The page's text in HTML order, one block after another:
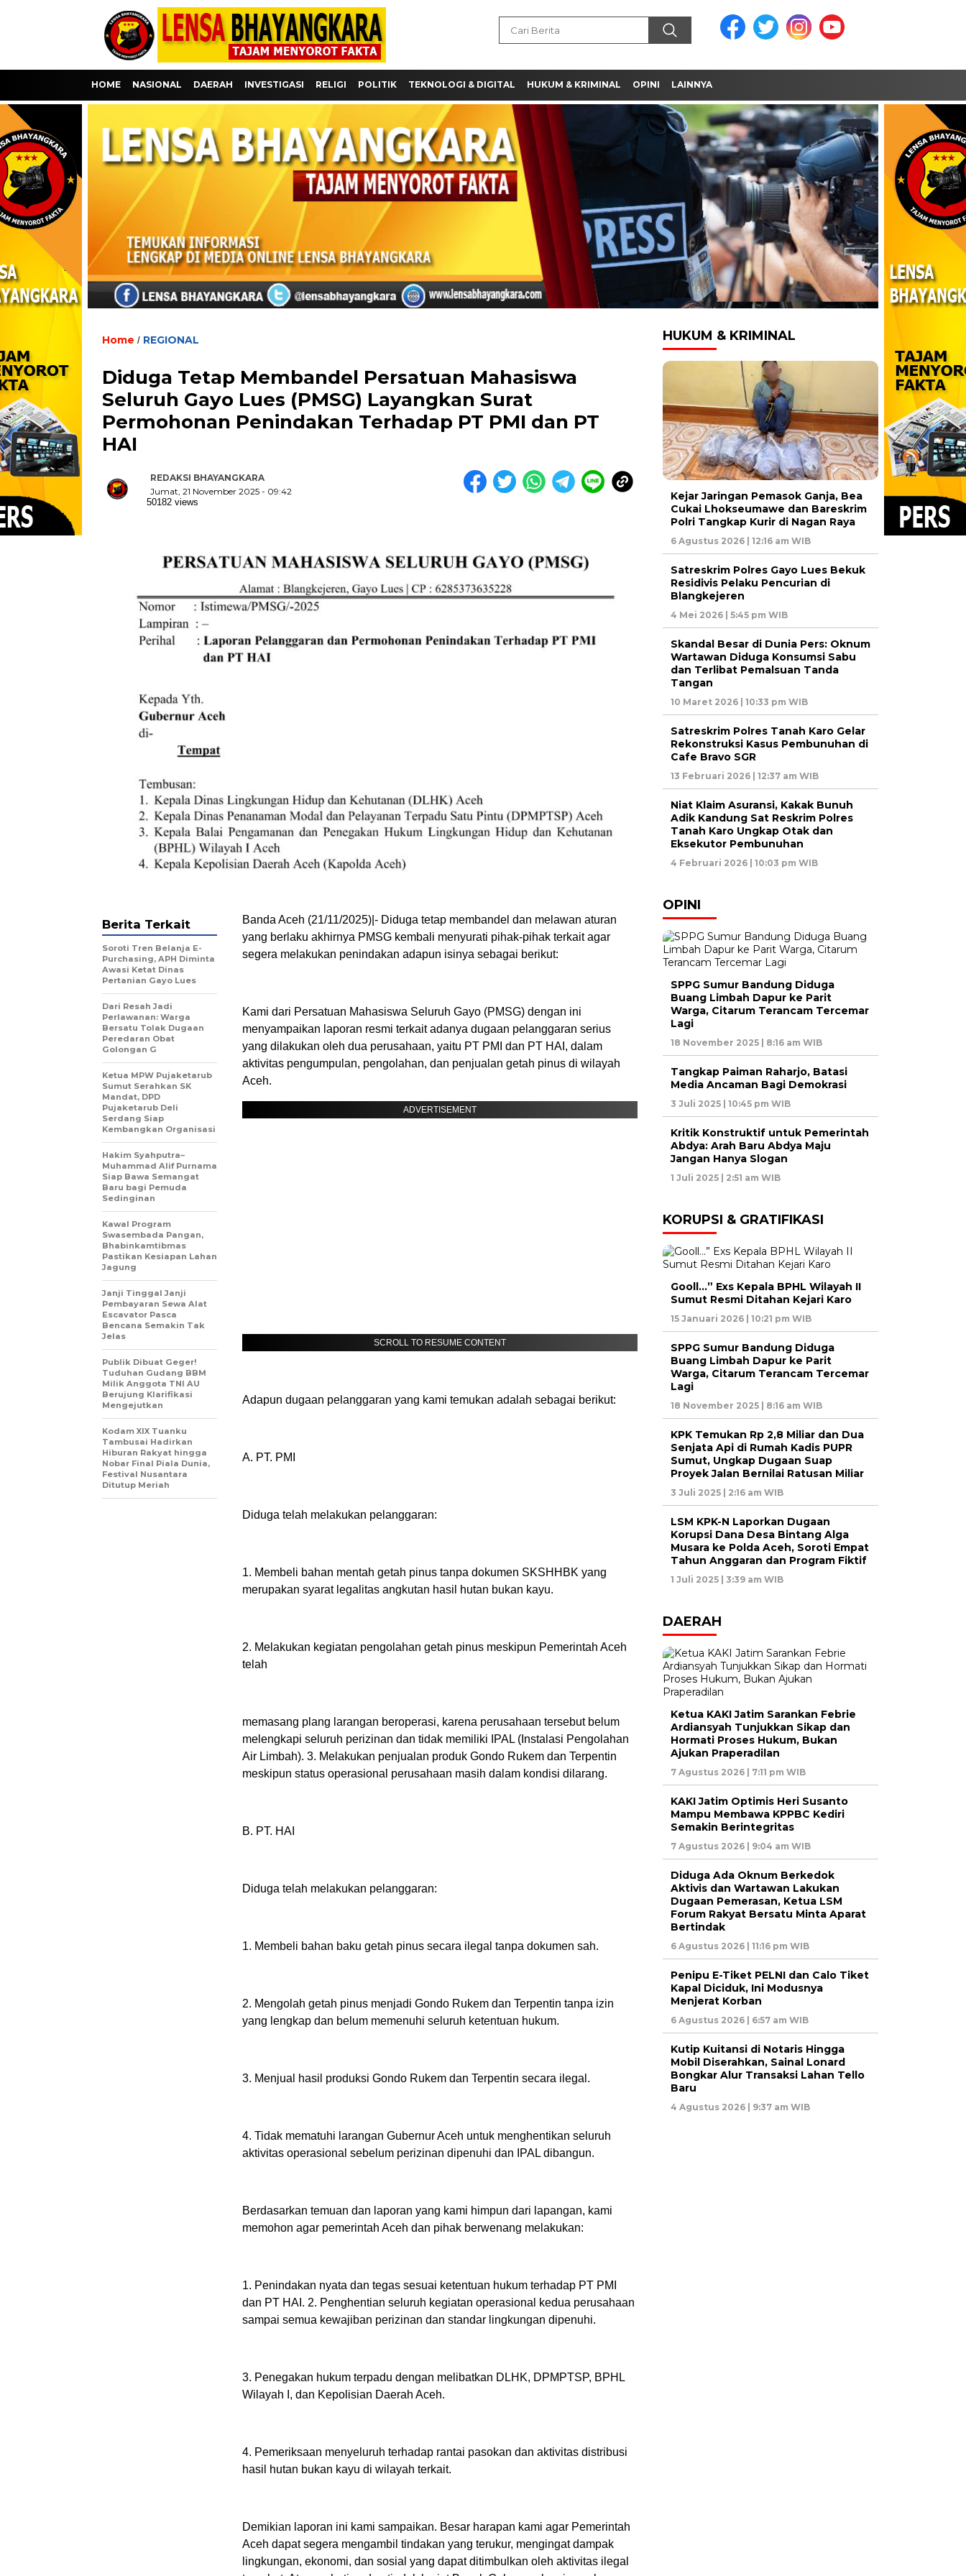
HOME NASIONAL DAERAH INVESTIGASI RELIGI POLITIK TEKNOLOGI & DIGITAL HUKUM & KRIMINAL OPINI LAINNYA
Home / REGIONAL
Diduga Tetap Membandel Persatuan Mahasiswa
Seluruh Gayo Lues (PMSG) Layangkan Surat
Permohonan Penindakan Terhadap PT PMI dan PT
HAI
REDAKSI BHAYANGKARA
Jumat, 21 November 2025 - 09:42
50182 views
Banda Aceh (21/11/2025)|- Diduga tetap membandel dan melawan aturan
yang berlaku akhirnya PMSG kembali menyurati pihak-pihak terkait agar
segera melakukan penindakan adapun isinya sebagai berikut:
Kami dari Persatuan Mahasiswa Seluruh Gayo (PMSG) dengan ini
menyampaikan laporan resmi terkait adanya dugaan pelanggaran serius
yang dilakukan oleh dua perusahaan, yaitu PT PMI dan PT HAI, dalam
aktivitas pengumpulan, pengolahan, dan penjualan getah pinus di wilayah
Aceh.
ADVERTISEMENT
SCROLL TO RESUME CONTENT
Adapun dugaan pelanggaran yang kami temukan adalah sebagai berikut:
A. PT. PMI
Diduga telah melakukan pelanggaran:
1. Membeli bahan mentah getah pinus tanpa dokumen SKSHHBK yang
merupakan syarat legalitas angkutan hasil hutan bukan kayu.
2. Melakukan kegiatan pengolahan getah pinus meskipun Pemerintah Aceh
telah
memasang plang larangan beroperasi, karena perusahaan tersebut belum
melengkapi seluruh perizinan dan tidak memiliki IPAL (Instalasi Pengolahan
Air Limbah). 3. Melakukan penjualan produk Gondo Rukem dan Terpentin
meskipun status operasional perusahaan masih dalam kondisi dilarang.
B. PT. HAI
Diduga telah melakukan pelanggaran:
1. Membeli bahan baku getah pinus secara ilegal tanpa dokumen sah.
2. Mengolah getah pinus menjadi Gondo Rukem dan Terpentin tanpa izin
yang lengkap dan belum memenuhi seluruh ketentuan hukum.
3. Menjual hasil produksi Gondo Rukem dan Terpentin secara ilegal.
4. Tidak mematuhi larangan Gubernur Aceh untuk menghentikan seluruh
aktivitas operasional sebelum perizinan dipenuhi dan IPAL dibangun.
Berdasarkan temuan dan laporan yang kami himpun dari lapangan, kami
memohon agar pemerintah Aceh dan pihak berwenang melakukan:
1. Penindakan nyata dan tegas sesuai ketentuan hukum terhadap PT PMI
dan PT HAI. 2. Penghentian seluruh kegiatan operasional kedua perusahaan
sampai semua kewajiban perizinan dan standar lingkungan dipenuhi.
3. Penegakan hukum terpadu dengan melibatkan DLHK, DPMPTSP, BPHL
Wilayah I, dan Kepolisian Daerah Aceh.
4. Pemeriksaan menyeluruh terhadap rantai pasokan dan aktivitas distribusi
hasil hutan bukan kayu di wilayah terkait.
Demikian laporan ini kami sampaikan. Besar harapan kami agar Pemerintah
Aceh dapat segera mengambil tindakan yang terukur, mengingat dampak
lingkungan, ekonomi, dan sosial yang dapat ditimbulkan oleh aktivitas ilegal
Berita Terkait
Soroti Tren Belanja E-
Purchasing, APH Diminta
Awasi Ketat Dinas
Pertanian Gayo Lues
Dari Resah Jadi
Perlawanan: Warga
Bersatu Tolak Dugaan
Peredaran Obat
Golongan G
Ketua MPW Pujaketarub
Sumut Serahkan SK
Mandat, DPD
Pujaketarub Deli
Serdang Siap
Kembangkan Organisasi
Hakim Syahputra–
Muhammad Alif Purnama
Siap Bawa Semangat
Baru bagi Pemuda
Sedinginan
Kawal Program
Swasembada Pangan,
Bhabinkamtibmas
Pastikan Kesiapan Lahan
Jagung
Janji Tinggal Janji
Pembayaran Sewa Alat
Escavator Pasca
Bencana Semakin Tak
Jelas
Publik Dibuat Geger!
Tuduhan Gudang BBM
Milik Anggota TNI AU
Berujung Klarifikasi
Mengejutkan
Kodam XIX Tuanku
Tambusai Hadirkan
Hiburan Rakyat hingga
Nobar Final Piala Dunia,
Festival Nusantara
Ditutup Meriah
HUKUM & KRIMINAL
Kejar Jaringan Pemasok Ganja, Bea
Cukai Lhokseumawe dan Bareskrim
Polri Tangkap Kurir di Nagan Raya
6 Agustus 2026 | 12:16 am WIB
Satreskrim Polres Gayo Lues Bekuk
Residivis Pelaku Pencurian di
Blangkejeren
4 Mei 2026 | 5:45 pm WIB
Skandal Besar di Dunia Pers: Oknum
Wartawan Diduga Konsumsi Sabu
dan Terlibat Pemalsuan Tanda
Tangan
10 Maret 2026 | 10:33 pm WIB
Satreskrim Polres Tanah Karo Gelar
Rekonstruksi Kasus Pembunuhan di
Cafe Bravo SGR
13 Februari 2026 | 12:37 am WIB
Niat Klaim Asuransi, Kakak Bunuh
Adik Kandung Sat Reskrim Polres
Tanah Karo Ungkap Otak dan
Eksekutor Pembunuhan
4 Februari 2026 | 10:03 pm WIB
OPINI
SPPG Sumur Bandung Diduga
Buang Limbah Dapur ke Parit
Warga, Citarum Terancam Tercemar
Lagi
18 November 2025 | 8:16 am WIB
Tangkap Paiman Raharjo, Batasi
Media Ancaman Bagi Demokrasi
3 Juli 2025 | 10:45 pm WIB
Kritik Konstruktif untuk Pemerintah
Abdya: Arah Baru Abdya Maju
Jangan Hanya Slogan
1 Juli 2025 | 2:51 am WIB
KORUPSI & GRATIFIKASI
Gooll…” Exs Kepala BPHL Wilayah II
Sumut Resmi Ditahan Kejari Karo
15 Januari 2026 | 10:21 pm WIB
SPPG Sumur Bandung Diduga
Buang Limbah Dapur ke Parit
Warga, Citarum Terancam Tercemar
Lagi
18 November 2025 | 8:16 am WIB
KPK Temukan Rp 2,8 Miliar dan Dua
Senjata Api di Rumah Kadis PUPR
Sumut, Ungkap Dugaan Suap
Proyek Jalan Bernilai Ratusan Miliar
3 Juli 2025 | 2:16 am WIB
LSM KPK-N Laporkan Dugaan
Korupsi Dana Desa Bintang Alga
Musara ke Polda Aceh, Soroti Empat
Tahun Anggaran dan Program Fiktif
1 Juli 2025 | 3:39 am WIB
DAERAH
Ketua KAKI Jatim Sarankan Febrie
Ardiansyah Tunjukkan Sikap dan
Hormati Proses Hukum, Bukan
Ajukan Praperadilan
7 Agustus 2026 | 7:11 pm WIB
KAKI Jatim Optimis Heri Susanto
Mampu Membawa KPPBC Kediri
Semakin Berintegritas
7 Agustus 2026 | 9:04 am WIB
Diduga Ada Oknum Berkedok
Aktivis dan Wartawan Lakukan
Dugaan Pemerasan, Ketua LSM
Forum Rakyat Bersatu Minta Aparat
Bertindak
6 Agustus 2026 | 11:16 pm WIB
Penipu E-Tiket PELNI dan Calo Tiket
Kapal Diciduk, Ini Modusnya
Menjerat Korban
6 Agustus 2026 | 6:57 am WIB
Kutip Kuitansi di Notaris Hingga
Mobil Diserahkan, Sainal Lonard
Bongkar Alur Transaksi Lahan Tello
Baru
4 Agustus 2026 | 9:37 am WIB